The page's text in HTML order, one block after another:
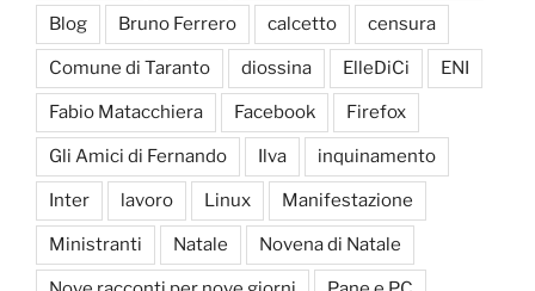
Blog Bruno Ferrero calcetto censura
Comune di Taranto diossina ElleDiCi ENI
Fabio Matacchiera Facebook Firefox
Gli Amici di Fernando Ilva inquinamento
Inter lavoro Linux Manifestazione
Ministranti Natale Novena di Natale